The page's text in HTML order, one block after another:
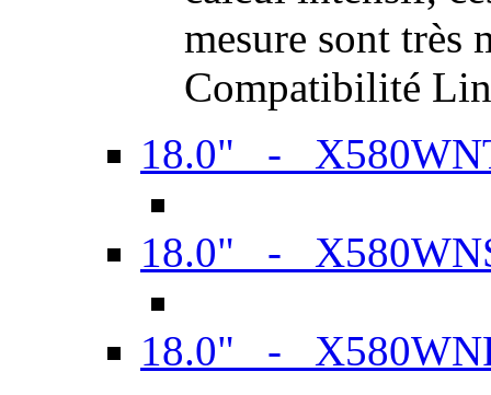
mesure sont très
Compatibilité
18.0" -
18.0" -
18.0" -